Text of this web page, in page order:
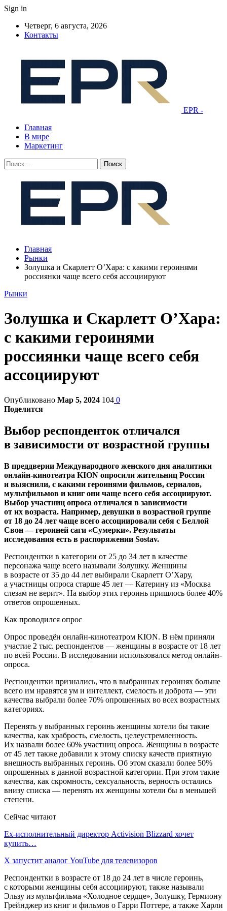
Sign in
Четверг, 6 августа, 2026
Контакты
EPR -
Главная
В мире
Маркетинг
Главная
Рынки
Золушка и Скарлетт О’Хара: с какими героинями
россиянки чаще всего себя ассоциируют
Рынки
Золушка и Скарлетт О’Хара:
с какими героинями
россиянки чаще всего себя
ассоциируют
Опубликовано Мар 5, 2024 104 0
Поделится
Выбор респонденток отличался
в зависимости от возрастной группы
В преддверии Международного женского дня аналитики
онлайн-кинотеатра KION опросили жительниц России
и выяснили, с какими героинями фильмов, сериалов,
мультфильмов и книг они чаще всего себя ассоциируют.
Выбор участниц опроса отличался в зависимости
от их возраста. Например, девушки в возрастной группе
от 18 до 24 лет чаще всего ассоциировали себя с Беллой
Свон — героиней саги «Сумерки». Результаты
исследования есть в распоряжении Sostav.
Респондентки в категории от 25 до 34 лет в качестве
персонажа чаще всего называли Золушку. Женщины
в возрасте от 35 до 44 лет выбирали Скарлетт О’Хару,
а участницы опроса старше 45 лет — Катерину из «Москва
слезам не верит». На выбор этих героинь пришлось более 40%
ответов опрошенных.
Как проводился опрос
Опрос проведён онлайн-кинотеатром KION. В нём приняли
участие 2 тыс. респондентов — женщины в возрасте от 18 лет
по всей России. В исследовании использовался метод онлайн-
опроса.
Респондентки признались, что в выбранных героинях больше
всего им нравятся ум и интеллект, смелость и доброта — эти
качества выбрали более 70% опрошенных во всех возрастных
категориях.
Перенять у выбранных героинь женщины хотели бы такие
качества, как храбрость, смелость, целеустремленность.
Их назвали более 60% участниц опроса. Женщины в возрасте
от 45 лет также добавили к этому списку качеств приятную
внешность выбранных героинь. Об этом сказали более 50%
опрошенных в данной возрастной категории. При этом такие
качества, как скромность, сексуальность, верность остались
внизу списка — перенять их женщины хотели бы в меньшей
степени.
Сейчас читают
Ex-исполнительный директор Activision Blizzard хочет
купить…
X запустит аналог YouTube для телевизоров
Респондентки в возрасте от 18 до 24 лет в числе героинь,
с которыми женщины себя ассоциируют, также называли
Эльзу из мультфильма «Холодное сердце», Золушку, Гермиону
Грейнджер из книг и фильмов о Гарри Поттере, а также Харли